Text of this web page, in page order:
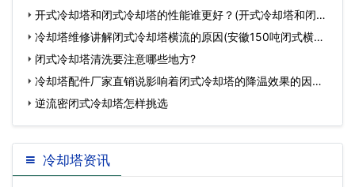
开式冷却塔和闭式冷却塔的性能谁更好？(开式冷却塔和闭式
冷却
冷却塔维修讲解闭式冷却塔横流的原因(安徽150吨闭式横流
式 闭式冷却塔清洗要注意哪些地方?
冷却塔配件厂家直销说影响着闭式冷却塔的降温效果的因素
试 逆流密闭式冷却塔怎样挑选
冷却塔资讯